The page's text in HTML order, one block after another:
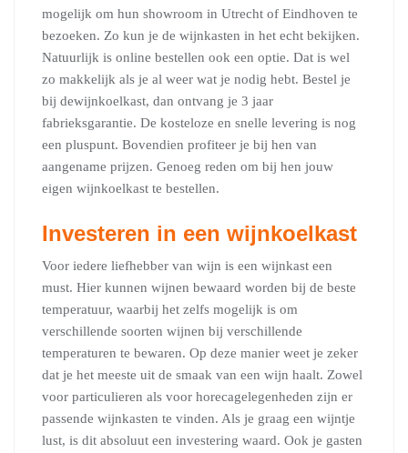
mogelijk om hun showroom in Utrecht of Eindhoven te
bezoeken. Zo kun je de wijnkasten in het echt bekijken.
Natuurlijk is online bestellen ook een optie. Dat is wel
zo makkelijk als je al weer wat je nodig hebt. Bestel je
bij dewijnkoelkast, dan ontvang je 3 jaar
fabrieksgarantie. De kosteloze en snelle levering is nog
een pluspunt. Bovendien profiteer je bij hen van
aangename prijzen. Genoeg reden om bij hen jouw
eigen wijnkoelkast te bestellen.
Investeren in een wijnkoelkast
Voor iedere liefhebber van wijn is een wijnkast een
must. Hier kunnen wijnen bewaard worden bij de beste
temperatuur, waarbij het zelfs mogelijk is om
verschillende soorten wijnen bij verschillende
temperaturen te bewaren. Op deze manier weet je zeker
dat je het meeste uit de smaak van een wijn haalt. Zowel
voor particulieren als voor horecagelegenheden zijn er
passende wijnkasten te vinden. Als je graag een wijntje
lust, is dit absoluut een investering waard. Ook je gasten